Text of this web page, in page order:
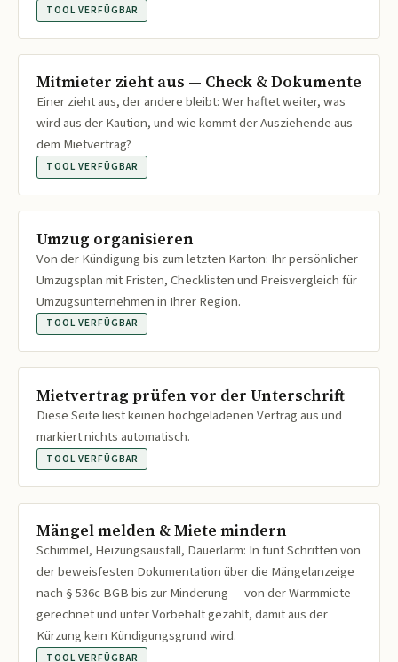
TOOL VERFÜGBAR
Mitmieter zieht aus — Check & Dokumente
Einer zieht aus, der andere bleibt: Wer haftet weiter, was
wird aus der Kaution, und wie kommt der Ausziehende aus
dem Mietvertrag?
TOOL VERFÜGBAR
Umzug organisieren
Von der Kündigung bis zum letzten Karton: Ihr persönlicher
Umzugsplan mit Fristen, Checklisten und Preisvergleich für
Umzugsunternehmen in Ihrer Region.
TOOL VERFÜGBAR
Mietvertrag prüfen vor der Unterschrift
Diese Seite liest keinen hochgeladenen Vertrag aus und
markiert nichts automatisch.
TOOL VERFÜGBAR
Mängel melden & Miete mindern
Schimmel, Heizungsausfall, Dauerlärm: In fünf Schritten von
der beweisfesten Dokumentation über die Mängelanzeige
nach § 536c BGB bis zur Minderung — von der Warmmiete
gerechnet und unter Vorbehalt gezahlt, damit aus der
Kürzung kein Kündigungsgrund wird.
TOOL VERFÜGBAR